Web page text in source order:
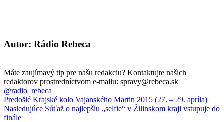
Autor: Rádio Rebeca
Máte zaujímavý tip pre našu redakciu? Kontaktujte našich
redaktorov prostredníctvom e-mailu: spravy@rebeca.sk
@radio_rebeca
Predošlé Krajské kolo Vajanského Martin 2015 (27. – 29. apríla)
Nasledujúce Súťaž o najlepšiu „selfie“ v Žilinskom kraji vstupuje do
finále